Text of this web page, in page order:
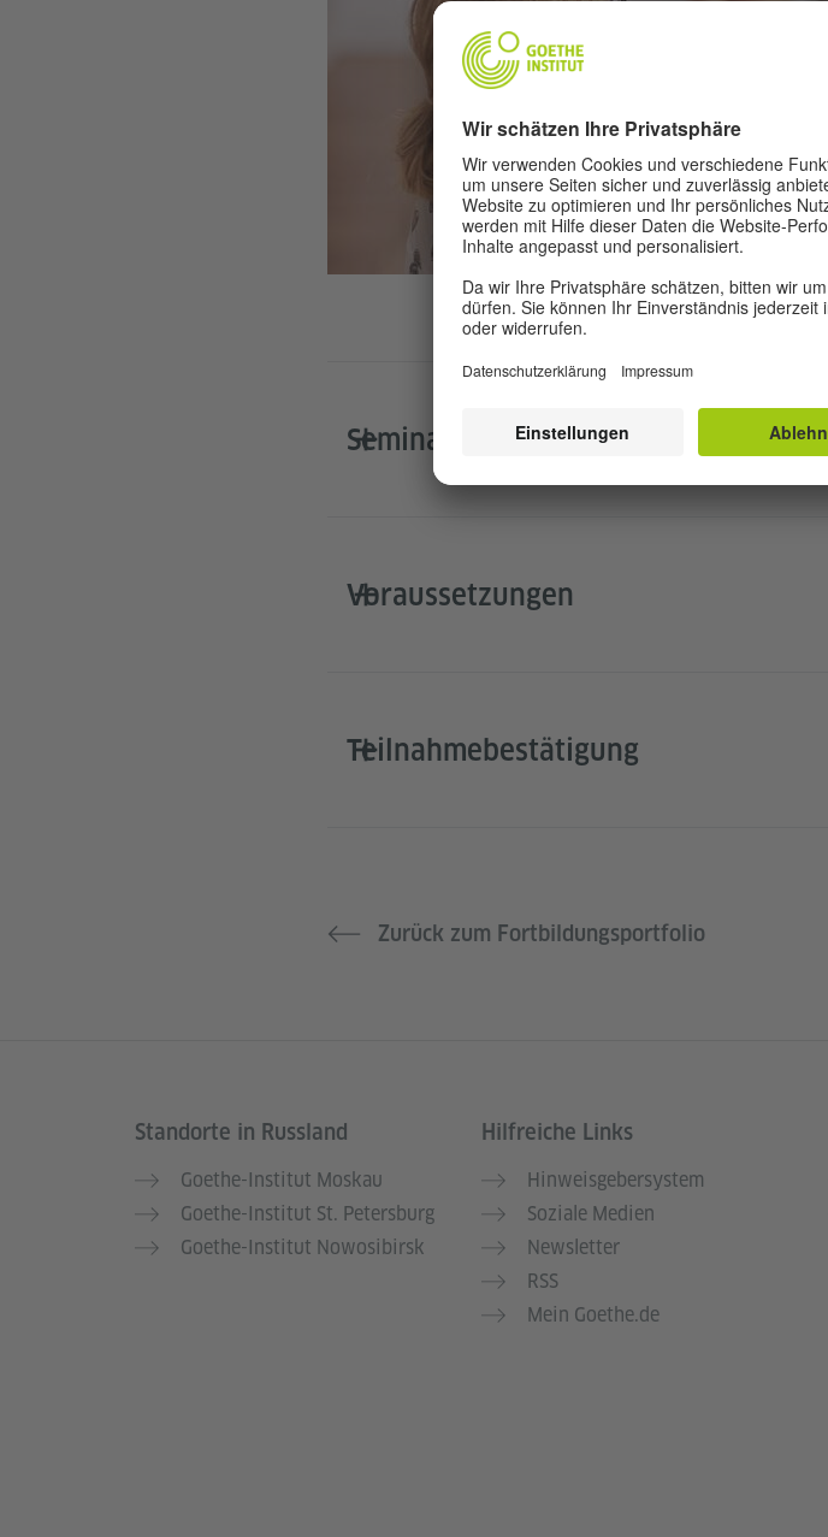
Seminardauer
Voraussetzungen
Teilnahmebestätigung
Zurück zum Fortbildungsportfolio
Service- und Informationsbereich
Standorte in Russland
Goethe-Institut Moskau
Goethe-Institut St. Petersburg
Goethe-Institut Nowosibirsk
Hilfreiche Links
Hinweisgebersystem
Soziale Medien
Newsletter
RSS
Mein Goethe.de